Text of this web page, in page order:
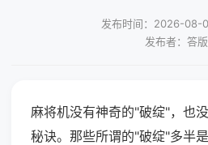
发布时间：2026-08-
发布者：答
麻将机没有神奇的"破绽"，也
秘诀。那些所谓的"破绽"多半